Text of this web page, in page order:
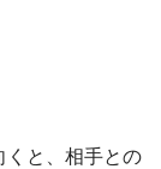
くと、相手との